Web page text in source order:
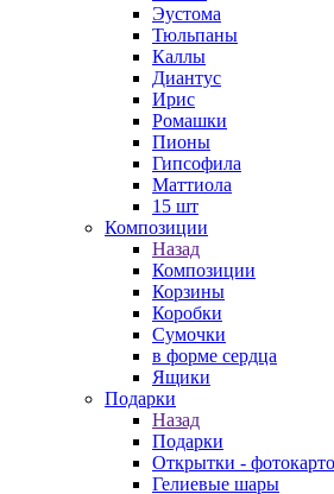
Эустома
Тюльпаны
Каллы
Диантус
Ирис
Ромашки
Пионы
Гипсофила
Маттиола
15 шт
Композиции
Назад
Композиции
Корзины
Коробки
Сумочки
в форме сердца
Ящики
Подарки
Назад
Подарки
Открытки -
Гелиевые шары